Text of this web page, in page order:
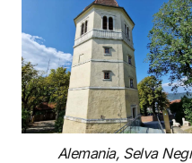
Alemania, Selva